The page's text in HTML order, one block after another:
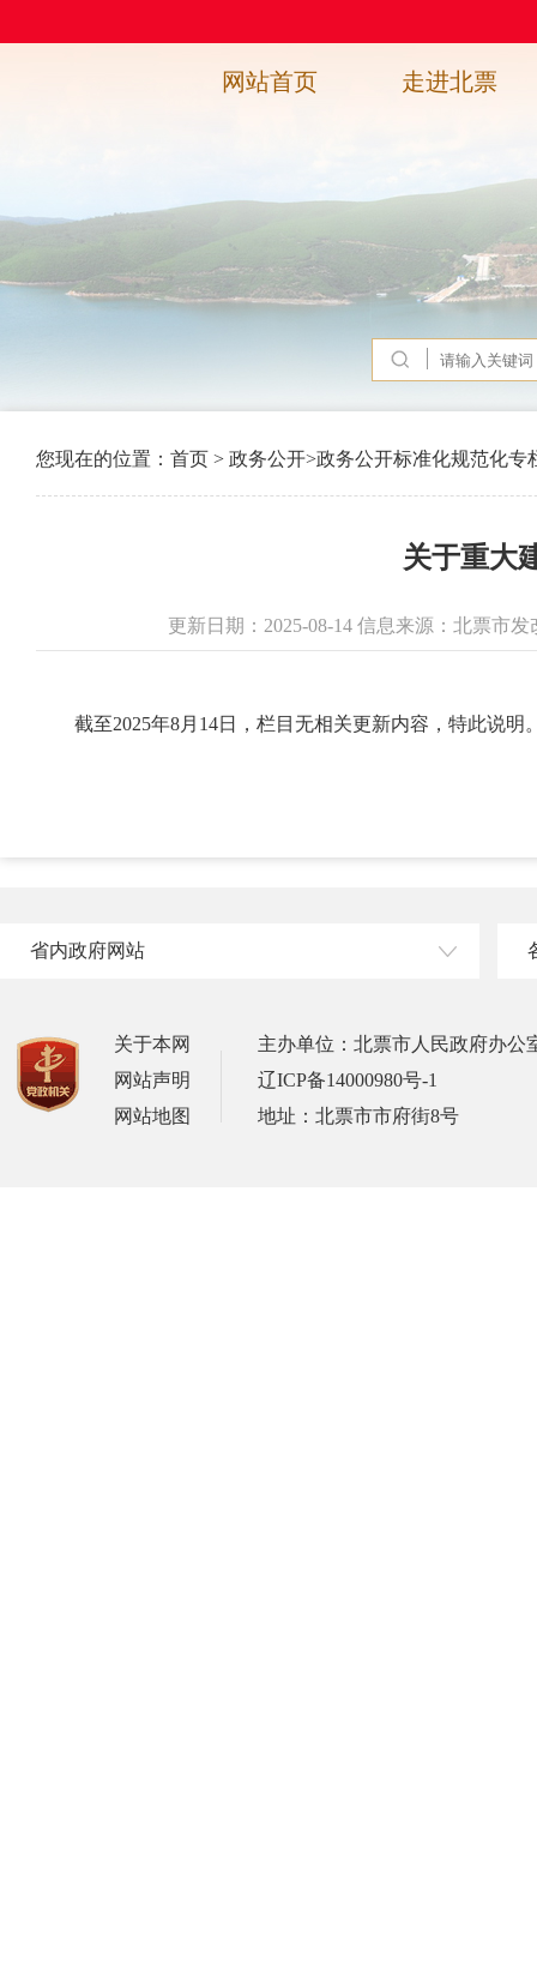
网站首页 走进北票
您现在的位置： 首页 > 政务公开>政务公开标准化规范化专
关于重大
更新日期：2025-08-14 信息来源：北票市
截至2025年8月14日，栏目无相关更新内容，特此说明
省内政府网站
关于本网
网站声明
网站地图
主办单位：北票市人民政府办公
辽ICP备14000980号-1
地址：北票市市府街8号